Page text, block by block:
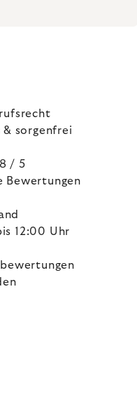
& sorgenfrei
/ 5
Bewertungen
12:00 Uhr